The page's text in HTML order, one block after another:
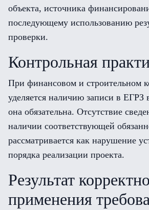
объекта, источника
последующему использованию
проверки.
Контрольная
При финансовом и строительном
уделяется наличию записи в ЕГРЗ
она обязательна. Отсутствие
наличии соответствующей
рассматривается как нарушение
порядка реализации проекта.
Результат
применения